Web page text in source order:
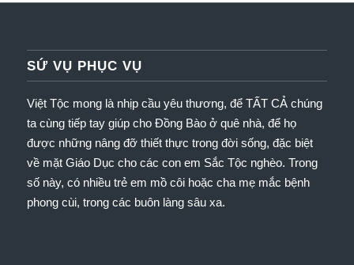
SỨ VỤ PHỤC VỤ
Việt Tộc mong là nhịp cầu yêu thương, để TẤT CẢ chúng
ta cùng tiếp tay giúp cho Đồng Bào ở quê nhà, để họ
được những nâng đỡ thiết thực trong đời sống, đặc biệt
về mặt Giáo Dục cho các con em Sắc Tộc nghèo. Trong
số này, có nhiều trẻ em mồ côi hoặc cha mẹ mắc bệnh
phong cùi, trong các buôn làng sâu xa.